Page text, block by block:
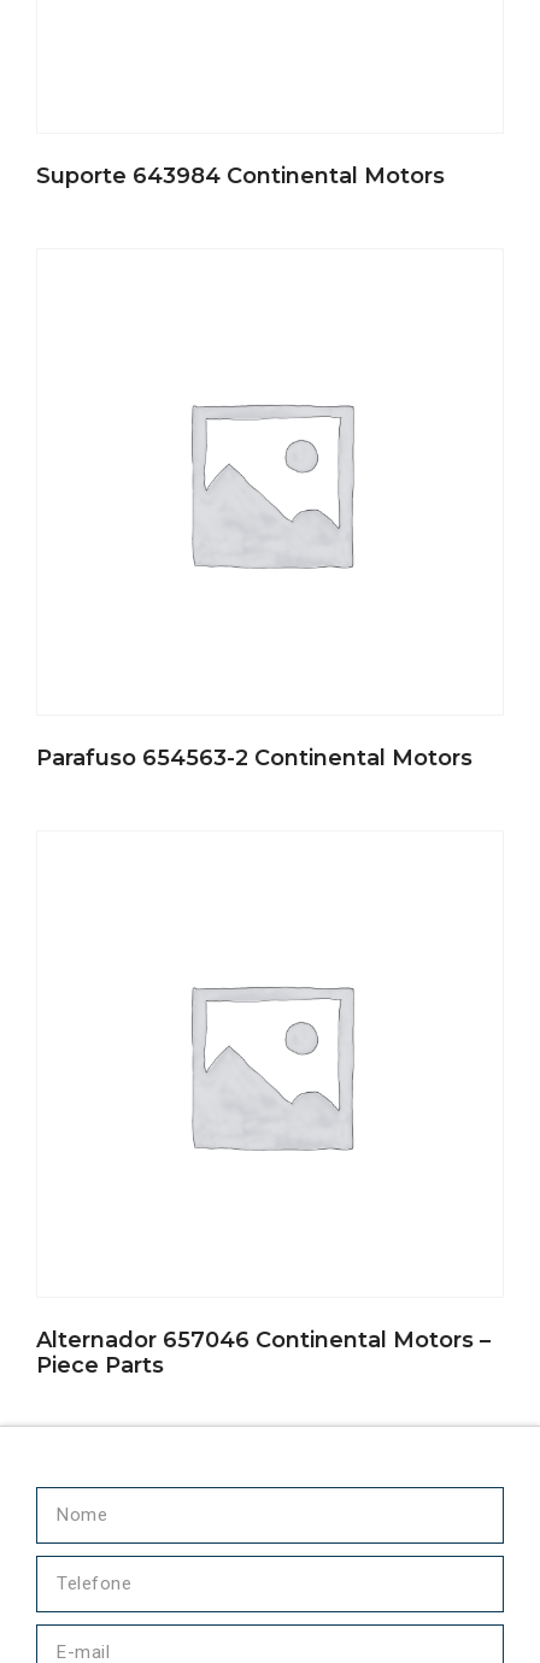
Suporte 643984 Continental Motors
Parafuso 654563-2 Continental Motors
Alternador 657046 Continental Motors –
Piece Parts